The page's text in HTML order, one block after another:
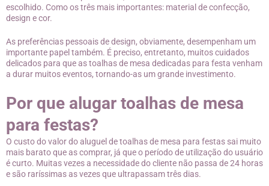
escolhido. Como os três mais importantes: material de confecção,
design e cor.
As preferências pessoais de design, obviamente, desempenham um
importante papel também. É preciso, entretanto, muitos cuidados
delicados para que as toalhas de mesa dedicadas para festa venham
a durar muitos eventos, tornando-as um grande investimento.
Por que alugar toalhas de mesa
para festas?
O custo do valor do aluguel de toalhas de mesa para festas sai muito
mais barato que as comprar, já que o período de utilização do usuário
é curto. Muitas vezes a necessidade do cliente não passa de 24 horas
e são raríssimas as vezes que ultrapassam três dias.